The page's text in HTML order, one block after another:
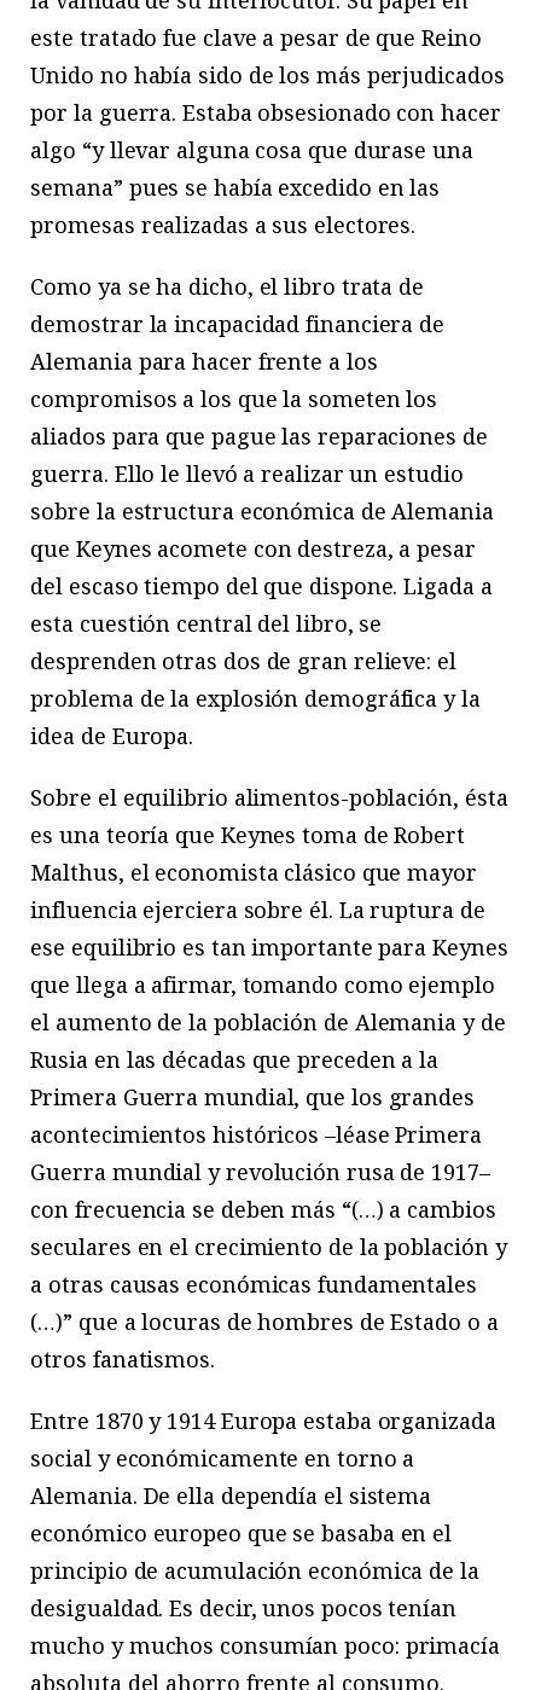
este tratado fue clave a pesar de que Reino
Unido no había sido de los más perjudicados
por la guerra. Estaba obsesionado con hacer
algo “y llevar alguna cosa que durase una
semana” pues se había excedido en las
promesas realizadas a sus electores.
Como ya se ha dicho, el libro trata de
demostrar la incapacidad financiera de
Alemania para hacer frente a los
compromisos a los que la someten los
aliados para que pague las reparaciones de
guerra. Ello le llevó a realizar un estudio
sobre la estructura económica de Alemania
que Keynes acomete con destreza, a pesar
del escaso tiempo del que dispone. Ligada a
esta cuestión central del libro, se
desprenden otras dos de gran relieve: el
problema de la explosión demográfica y la
idea de Europa.
Sobre el equilibrio alimentos-población, ésta
es una teoría que Keynes toma de Robert
Malthus, el economista clásico que mayor
influencia ejerciera sobre él. La ruptura de
ese equilibrio es tan importante para Keynes
que llega a afirmar, tomando como ejemplo
el aumento de la población de Alemania y de
Rusia en las décadas que preceden a la
Primera Guerra mundial, que los grandes
acontecimientos históricos –léase Primera
Guerra mundial y revolución rusa de 1917–
con frecuencia se deben más “(…) a cambios
seculares en el crecimiento de la población y
a otras causas económicas fundamentales
(…)” que a locuras de hombres de Estado o a
otros fanatismos.
Entre 1870 y 1914 Europa estaba organizada
social y económicamente en torno a
Alemania. De ella dependía el sistema
económico europeo que se basaba en el
principio de acumulación económica de la
desigualdad. Es decir, unos pocos tenían
mucho y muchos consumían poco: primacía
absoluta del ahorro frente al consumo.